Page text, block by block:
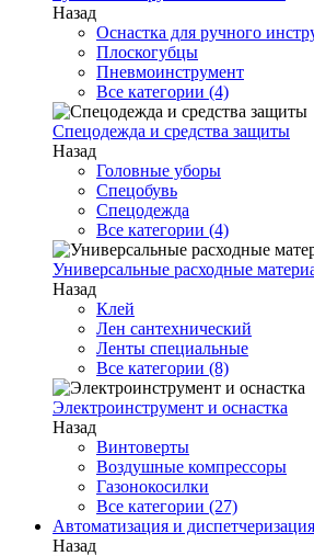
Назад
Оснастка для ручного
Плоскогубцы
Пневмоинструмент
Все категории (4)
Спецодежда и средства защиты
Назад
Головные уборы
Спецобувь
Спецодежда
Все категории (4)
Универсальные расходные
Назад
Клей
Лен сантехнический
Ленты специальные
Все категории (8)
Электроинструмент и оснастка
Назад
Винтоверты
Воздушные компрессоры
Газонокосилки
Все категории (27)
Автоматизация и диспетчеризация
Назад